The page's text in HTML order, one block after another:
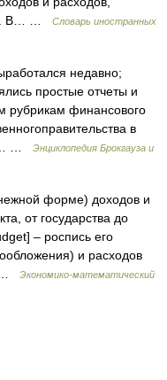
В… …
Словарь иностранных
недавно;
простые отчеты и
рубрикам финансового
в
…
Энциклопедия Брокгауза и
форме) доходов и
от государства до
– роспись его
и расходов
…
Экономико-математический